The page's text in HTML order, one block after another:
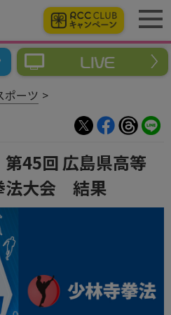
ポーツ
第45回 広島県高等
法大会 結果